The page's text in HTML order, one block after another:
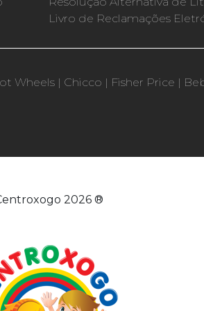
Livro de Reclamações
Wheels | Chicco | Fisher Price |
2026 ®